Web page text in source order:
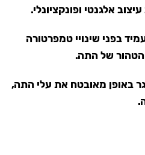
אלגנטי ופונקציונלי.
בפני שינויי טמפרטורה
הטהור של התה.
באופן מאובטח את עלי התה,